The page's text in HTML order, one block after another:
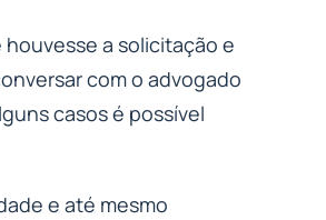
a solicitação e
com o advogado
casos é possível
e até mesmo